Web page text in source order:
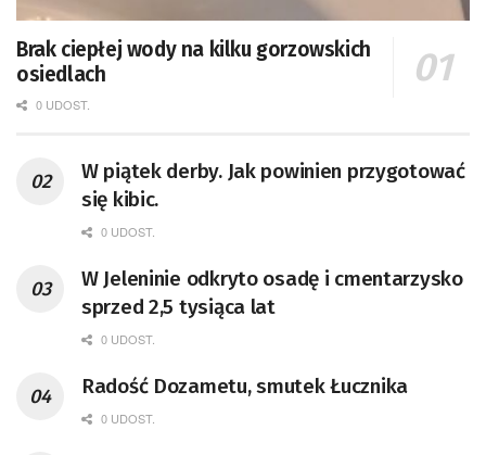
Brak ciepłej wody na kilku gorzowskich
osiedlach
0 UDOST.
W piątek derby. Jak powinien przygotować
się kibic.
0 UDOST.
W Jeleninie odkryto osadę i cmentarzysko
sprzed 2,5 tysiąca lat
0 UDOST.
Radość Dozametu, smutek Łucznika
0 UDOST.